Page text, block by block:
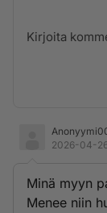
2026-04-
Minä myyn
Menee niin